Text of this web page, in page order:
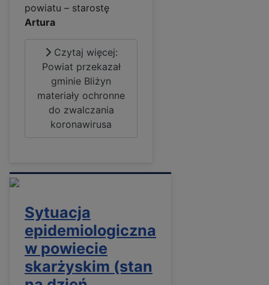
powiatu – starostę
Artura
Czytaj więcej:
Powiat przekazał
gminie Bliżyn
materiały ochronne
do zwalczania
koronawirusa
Sytuacja
epidemiologiczna
w powiecie
skarżyskim (stan